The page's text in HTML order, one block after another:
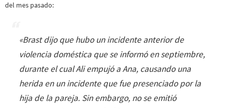
del mes pasado:
«Brast dijo que hubo un incidente anterior de
violencia doméstica que se informó en septiembre,
durante el cual Ali empujó a Ana, causando una
herida en un incidente que fue presenciado por la
hija de la pareja. Sin embargo, no se emitió